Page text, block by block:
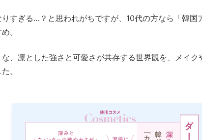
すぎる…？と思われがちですが、10代の方なら「韓国
。
、凛とした強さと可愛さが共存する世界観を、メイ
。